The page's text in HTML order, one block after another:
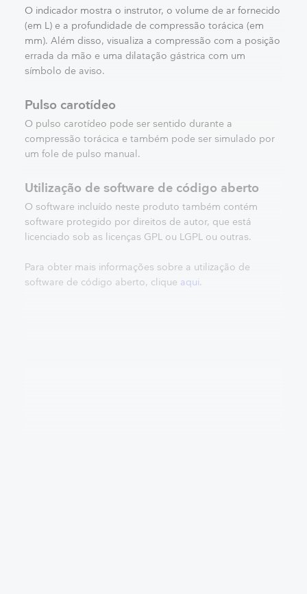
O indicador mostra o instrutor, o volume de ar fornecido
(em L) e a profundidade de compressão torácica (em
mm). Além disso, visualiza a compressão com a posição
errada da mão e uma dilatação gástrica com um
símbolo de aviso.
Pulso carotídeo
O pulso carotídeo pode ser sentido durante a
compressão torácica e também pode ser simulado por
um fole de pulso manual.
Utilização de software de código aberto
O software incluído neste produto também contém
software protegido por direitos de autor, que está
licenciado sob as licenças GPL ou LGPL ou outras.
Para obter mais informações sobre a utilização de
software de código aberto, clique aqui.